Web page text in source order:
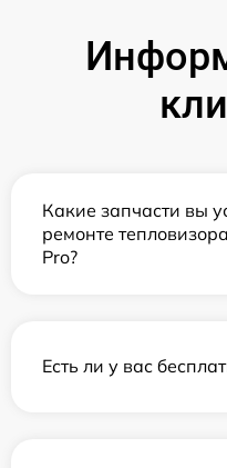
Какие запчасти вы
ремонте
Pro?
Есть ли у вас